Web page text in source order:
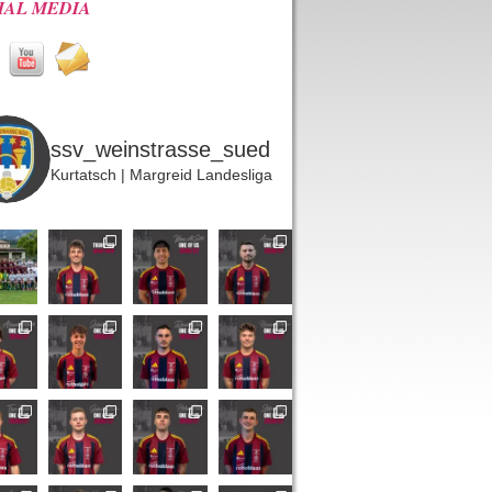
MEDIA
ssv_weinstrasse_sued
Kurtatsch | Margreid Landesliga